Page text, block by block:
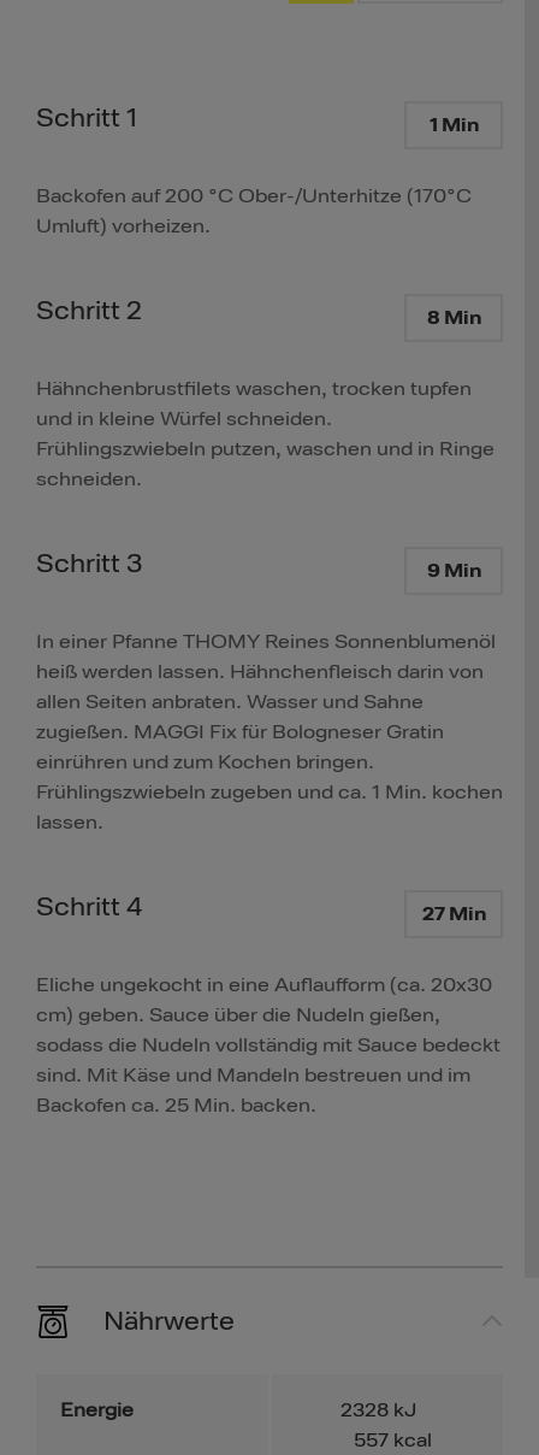
Schritt 1 1 Min
Backofen auf 200 °C Ober-/Unterhitze (170°C
Umluft) vorheizen.
Schritt 2 8 Min
Hähnchenbrustfilets waschen, trocken tupfen
und in kleine Würfel schneiden.
Frühlingszwiebeln putzen, waschen und in Ringe
schneiden.
Schritt 3 9 Min
In einer Pfanne THOMY Reines Sonnenblumenöl
heiß werden lassen. Hähnchenfleisch darin von
allen Seiten anbraten. Wasser und Sahne
zugießen. MAGGI Fix für Bologneser Gratin
einrühren und zum Kochen bringen.
Frühlingszwiebeln zugeben und ca. 1 Min. kochen
lassen.
Schritt 4 27 Min
Eliche ungekocht in eine Auflaufform (ca. 20x30
cm) geben. Sauce über die Nudeln gießen,
sodass die Nudeln vollständig mit Sauce bedeckt
sind. Mit Käse und Mandeln bestreuen und im
Backofen ca. 25 Min. backen.
Nährwerte
Energie 2328 kJ
557 kcal